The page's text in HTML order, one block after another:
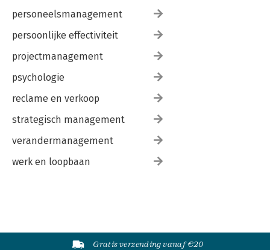
personeelsmanagement
persoonlijke effectiviteit
projectmanagement
psychologie
reclame en verkoop
strategisch management
verandermanagement
werk en loopbaan
Gratis verzending vanaf €20